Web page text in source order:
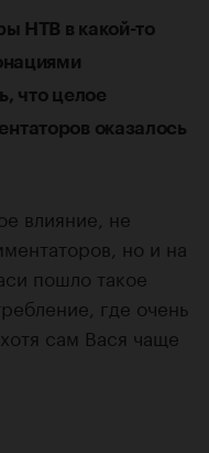
НТВ в какой-то
что целое
оказалось
влияние, не
но и на
пошло такое
где очень
сам Вася чаще